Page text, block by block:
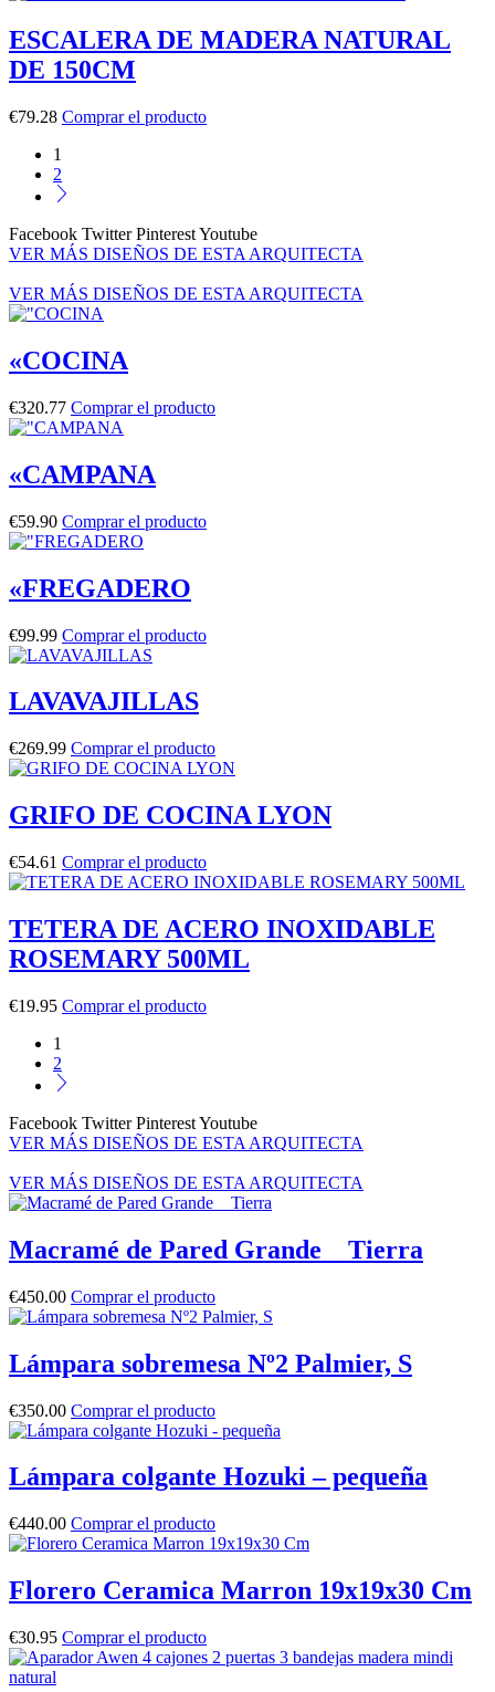
ESCALERA DE MADERA NATURAL
DE 150CM
€79.28 Comprar el producto
1
2
Facebook Twitter PinterestYoutube
VER MÁS DISEÑOS DE ESTA ARQUITECTA
VER MÁS DISEÑOS DE ESTA ARQUITECTA
«COCINA
€320.77 Comprar el producto
«CAMPANA
€59.90 Comprar el producto
«FREGADERO
€99.99 Comprar el producto
LAVAVAJILLAS
€269.99 Comprar el producto
GRIFO DE COCINA LYON
€54.61 Comprar el producto
TETERA DE ACERO INOXIDABLE
ROSEMARY 500ML
€19.95 Comprar el producto
1
2
Facebook Twitter PinterestYoutube
VER MÁS DISEÑOS DE ESTA ARQUITECTA
VER MÁS DISEÑOS DE ESTA ARQUITECTA
Macramé de Pared Grande _ Tierra
€450.00 Comprar el producto
Lámpara sobremesa Nº2 Palmier, S
€350.00 Comprar el producto
Lámpara colgante Hozuki – pequeña
€440.00 Comprar el producto
Florero Ceramica Marron 19x19x30 Cm
€30.95 Comprar el producto